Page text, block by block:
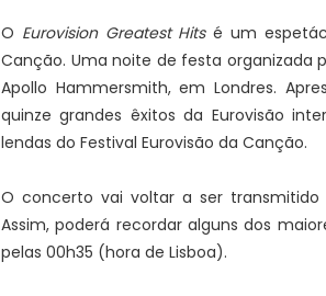
O Eurovision Greatest Hitsé um
Canção. Uma noite de festa organizada
Apollo Hammersmith, em Londres.
quinze grandes êxitos da Eurovisão
lendas do Festival Eurovisão da Canção.
O concerto vai voltar a ser
Assim, poderá recordar alguns dos
pelas 00h35 (hora de Lisboa).